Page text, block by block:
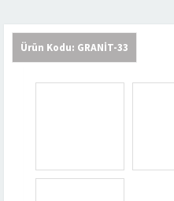
Ürün Kodu: GRANİT-33